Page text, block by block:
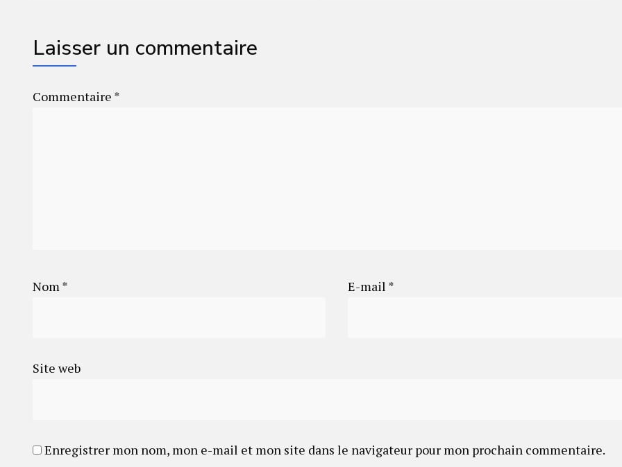
Laisser un commentaire
Commentaire *
Nom * E-mail *
Site web
Enregistrer mon nom, mon e-mail et mon site dans le navigateur pour mon prochain commentaire.